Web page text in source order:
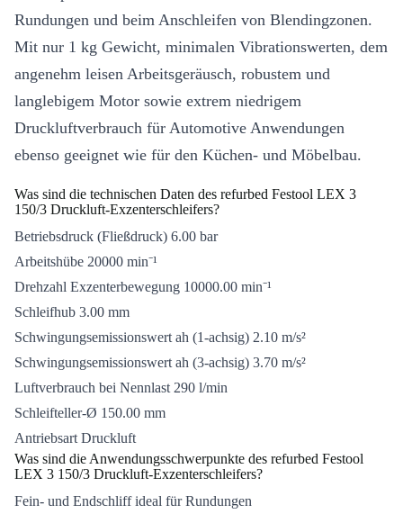
Rundungen und beim Anschleifen von Blendingzonen.
Mit nur 1 kg Gewicht, minimalen Vibrationswerten, dem
angenehm leisen Arbeitsgeräusch, robustem und
langlebigem Motor sowie extrem niedrigem
Druckluftverbrauch für Automotive Anwendungen
ebenso geeignet wie für den Küchen- und Möbelbau.
Was sind die technischen Daten des refurbed Festool LEX 3
150/3 Druckluft-Exzenterschleifers?
Betriebsdruck (Fließdruck) 6.00 bar
Arbeitshübe 20000 min⁻¹
Drehzahl Exzenterbewegung 10000.00 min⁻¹
Schleifhub 3.00 mm
Schwingungsemissionswert ah (1-achsig) 2.10 m/s²
Schwingungsemissionswert ah (3-achsig) 3.70 m/s²
Luftverbrauch bei Nennlast 290 l/min
Schleifteller-Ø 150.00 mm
Antriebsart Druckluft
Was sind die Anwendungsschwerpunkte des refurbed Festool
LEX 3 150/3 Druckluft-Exzenterschleifers?
Fein- und Endschliff ideal für Rundungen